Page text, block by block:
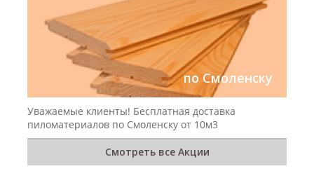
по Смоленску
Уважаемые клиенты! Бесплатная доставка
пиломатериалов по Смоленску от 10м3
Смотреть все Акции